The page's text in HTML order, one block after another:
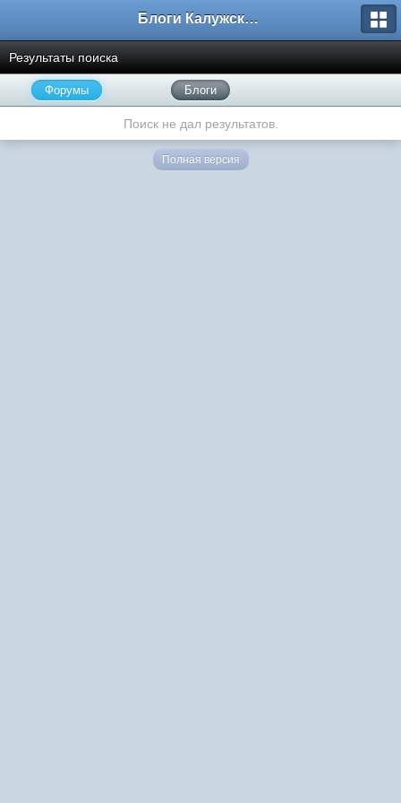
Блоги Калужского перекрестка
Результаты поиска
Форумы Блоги
Поиск не дал результатов.
Полная версия